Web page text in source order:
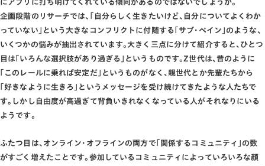
にアプリに打ち明けてくれている傾向があるのではないでしょうか｡
企画段階のリサーチでは､｢自分らしく生きたいけど､自分についてよくわか
っていない｣という大きなコンフリクトに付随する｢サブ･ペイン｣のような、
いくつかの悩みが抽出されています｡大きく三点に分けて紹介すると､ひとつ
目は｢いろんな選択肢があり過ぎる｣というものです｡Z世代は､昔のように
｢このレールに乗れば安定だ｣というものがなく､親世代とか先輩たちから
｢好きなように生きろ｣というメッセージを受け続けてきたような人たちで
す｡しかし自由度が高過ぎて背負いきれなくなっている人がそれなりにいる
ようです｡
ふたつ目は､オンライン･オフラインの両方で｢関係するコミュニティ｣の数
がすごく増えたことです｡参加しているコミュニティによっていろいろな顔